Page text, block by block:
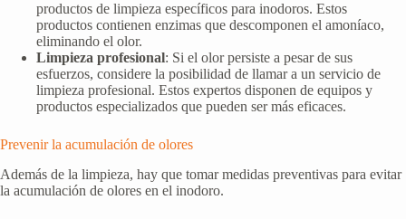
productos de limpieza específicos para inodoros. Estos
productos contienen enzimas que descomponen el amoníaco,
eliminando el olor.
Limpieza profesional: Si el olor persiste a pesar de sus
esfuerzos, considere la posibilidad de llamar a un servicio de
limpieza profesional. Estos expertos disponen de equipos y
productos especializados que pueden ser más eficaces.
Prevenir la acumulación de olores
Además de la limpieza, hay que tomar medidas preventivas para evitar
la acumulación de olores en el inodoro.